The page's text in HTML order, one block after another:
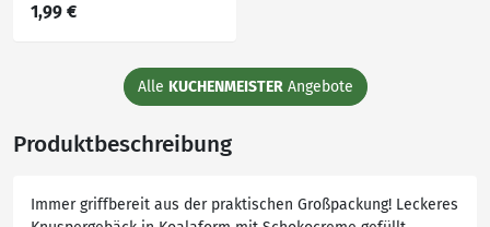
1,99 €
Alle KUCHENMEISTERAngebote
Produktbeschreibung
Immer griffbereit aus der praktischen Großpackung! Leckeres